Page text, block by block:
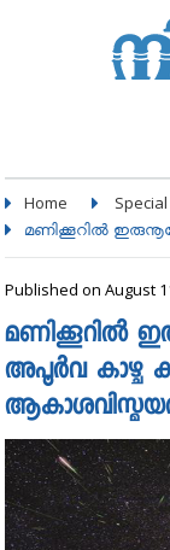
Home
മണിക്കൂറില്‍
Published on August
മണിക്കൂറില്‍
അപൂര്‍വ കാഴ്ച